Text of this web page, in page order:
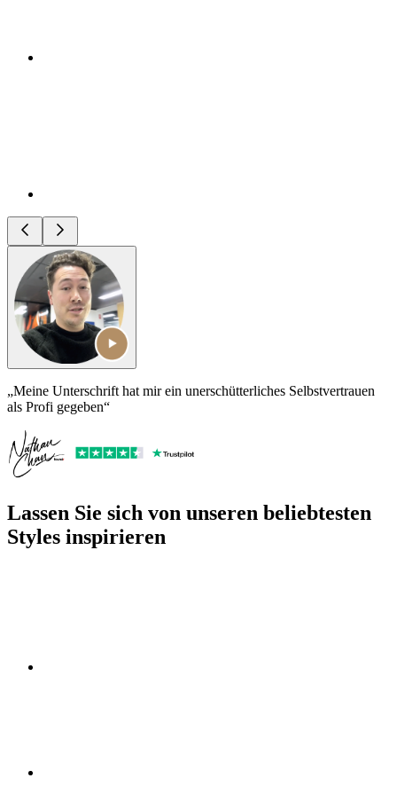
„Meine Unterschrift hat mir ein unerschütterliches Selbstvertrauen
als Profi gegeben“
Lassen Sie sich von unseren beliebtesten
Styles inspirieren